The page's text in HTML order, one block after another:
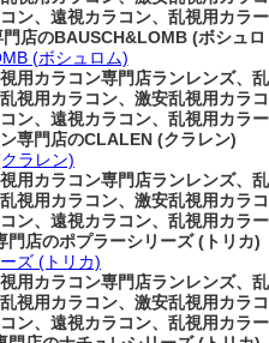
ン、遠視カラコン、乱視用カラー
店のBAUSCH&LOMB (ボシュロ
(ボシュロム)
用カラコン専門店ランレンズ、乱
視用カラコン、激安乱視用カラコ
ン、遠視カラコン、乱視用カラー
専門店のCLALEN (クラレン)
ラレン)
用カラコン専門店ランレンズ、乱
視用カラコン、激安乱視用カラコ
ン、遠視カラコン、乱視用カラー
門店のポプラーシリーズ (トリカ)
ズ (トリカ)
用カラコン専門店ランレンズ、乱
視用カラコン、激安乱視用カラコ
ン、遠視カラコン、乱視用カラー